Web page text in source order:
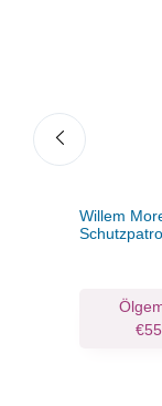
Willem